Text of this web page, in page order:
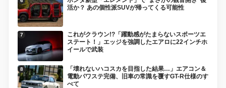
活か？ あの個性派SUVが帰ってくる可能性
これがクラウン!?「躍動感がたまらないスポーツエ
ステート！」エッジを強調したエアロに22インチホ
イールで武装
「壊れないハコスカを目指した結果…」エアコン＆
電動パワステ完備、旧車の常識を覆すGT-R仕様のす
べて